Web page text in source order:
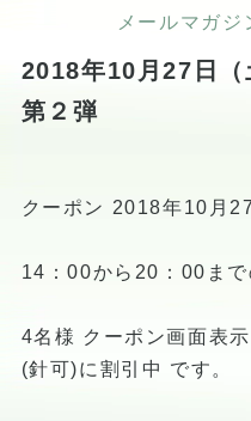
メールマガ
2018年10月27日
第２弾
クーポン 2018年10月
14：00から20：00
4名様 クーポン画面表
(針可)に割引中 です。